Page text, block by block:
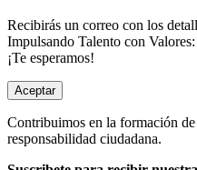
Recibirás un correo con los
Impulsando Talento con
¡Te esperamos!
Aceptar
Contribuimos en la formación
responsabilidad ciudadana.